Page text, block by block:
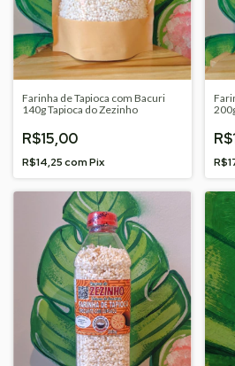
Farinha de Tapioca com Bacuri
140g Tapioca do Zezinho
R$15,00
R$14,25comPix